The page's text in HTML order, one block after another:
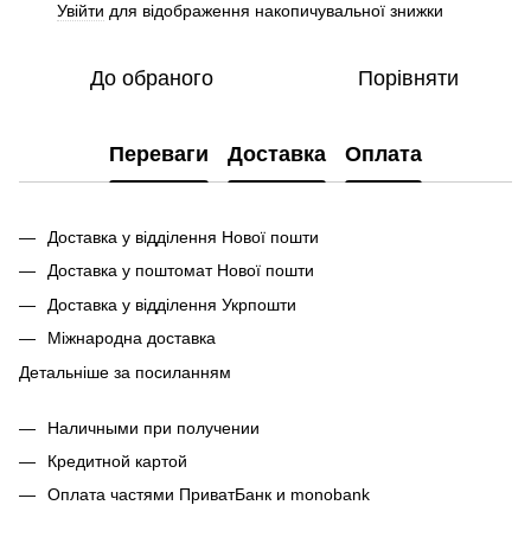
Увійти для відображення накопичувальної знижки
До обраного Порівняти
Переваги Доставка Оплата
Доставка у відділення Нової пошти
Доставка у поштомат Нової пошти
Доставка у відділення Укрпошти
Міжнародна доставка
Детальніше за посиланням
Наличными при получении
Кредитной картой
Оплата частями ПриватБанк и monobank